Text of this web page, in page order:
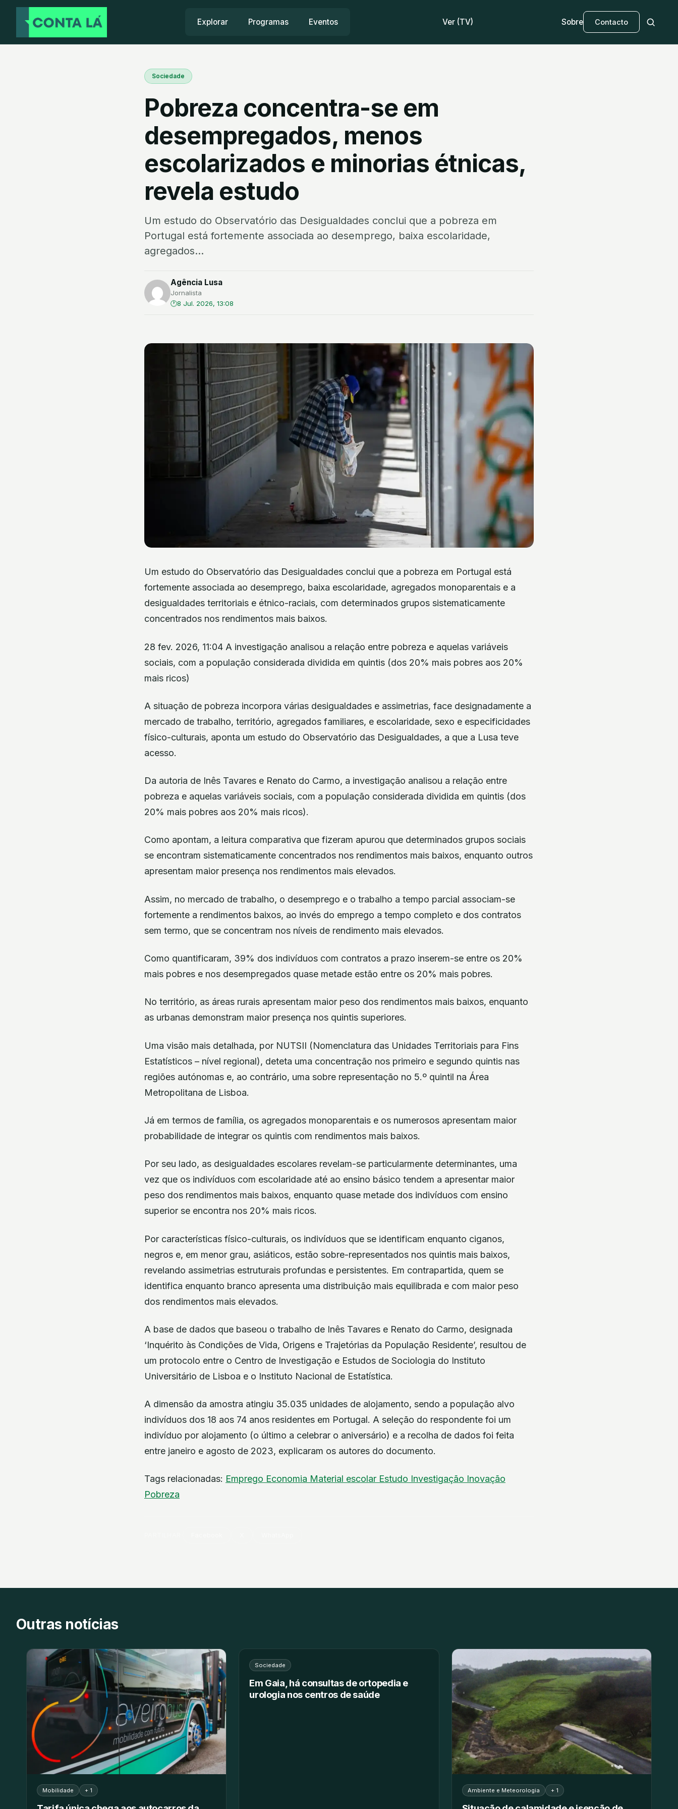
Explorar Programas Eventos Ver (TV) Sobre Contacto
Sociedade
Pobreza concentra-se em
desempregados, menos
escolarizados e minorias étnicas,
revela estudo
Um estudo do Observatório das Desigualdades conclui que a pobreza em
Portugal está fortemente associada ao desemprego, baixa escolaridade,
agregados...
Agência Lusa
Jornalista
8 Jul. 2026, 13:08
Um estudo do Observatório das Desigualdades conclui que a pobreza em Portugal está
fortemente associada ao desemprego, baixa escolaridade, agregados monoparentais e a
desigualdades territoriais e étnico-raciais, com determinados grupos sistematicamente
concentrados nos rendimentos mais baixos.
28 fev. 2026, 11:04 A investigação analisou a relação entre pobreza e aquelas variáveis
sociais, com a população considerada dividida em quintis (dos 20% mais pobres aos 20%
mais ricos)
A situação de pobreza incorpora várias desigualdades e assimetrias, face designadamente a
mercado de trabalho, território, agregados familiares, e escolaridade, sexo e especificidades
físico-culturais, aponta um estudo do Observatório das Desigualdades, a que a Lusa teve
acesso.
Da autoria de Inês Tavares e Renato do Carmo, a investigação analisou a relação entre
pobreza e aquelas variáveis sociais, com a população considerada dividida em quintis (dos
20% mais pobres aos 20% mais ricos).
Como apontam, a leitura comparativa que fizeram apurou que determinados grupos sociais
se encontram sistematicamente concentrados nos rendimentos mais baixos, enquanto outros
apresentam maior presença nos rendimentos mais elevados.
Assim, no mercado de trabalho, o desemprego e o trabalho a tempo parcial associam-se
fortemente a rendimentos baixos, ao invés do emprego a tempo completo e dos contratos
sem termo, que se concentram nos níveis de rendimento mais elevados.
Como quantificaram, 39% dos indivíduos com contratos a prazo inserem-se entre os 20%
mais pobres e nos desempregados quase metade estão entre os 20% mais pobres.
No território, as áreas rurais apresentam maior peso dos rendimentos mais baixos, enquanto
as urbanas demonstram maior presença nos quintis superiores.
Uma visão mais detalhada, por NUTSII (Nomenclatura das Unidades Territoriais para Fins
Estatísticos – nível regional), deteta uma concentração nos primeiro e segundo quintis nas
regiões autónomas e, ao contrário, uma sobre representação no 5.º quintil na Área
Metropolitana de Lisboa.
Já em termos de família, os agregados monoparentais e os numerosos apresentam maior
probabilidade de integrar os quintis com rendimentos mais baixos.
Por seu lado, as desigualdades escolares revelam-se particularmente determinantes, uma
vez que os indivíduos com escolaridade até ao ensino básico tendem a apresentar maior
peso dos rendimentos mais baixos, enquanto quase metade dos indivíduos com ensino
superior se encontra nos 20% mais ricos.
Por características físico-culturais, os indivíduos que se identificam enquanto ciganos,
negros e, em menor grau, asiáticos, estão sobre-representados nos quintis mais baixos,
revelando assimetrias estruturais profundas e persistentes. Em contrapartida, quem se
identifica enquanto branco apresenta uma distribuição mais equilibrada e com maior peso
dos rendimentos mais elevados.
A base de dados que baseou o trabalho de Inês Tavares e Renato do Carmo, designada
‘Inquérito às Condições de Vida, Origens e Trajetórias da População Residente’, resultou de
um protocolo entre o Centro de Investigação e Estudos de Sociologia do Instituto
Universitário de Lisboa e o Instituto Nacional de Estatística.
A dimensão da amostra atingiu 35.035 unidades de alojamento, sendo a população alvo
indivíduos dos 18 aos 74 anos residentes em Portugal. A seleção do respondente foi um
indivíduo por alojamento (o último a celebrar o aniversário) e a recolha de dados foi feita
entre janeiro e agosto de 2023, explicaram os autores do documento.
Tags relacionadas: Emprego Economia Material escolar Estudo Investigação Inovação
Pobreza
Outras notícias
Mobilidade + 1
Sociedade
Em Gaia, há consultas de ortopedia e
urologia nos centros de saúde
Ambiente e Meteorologia + 1